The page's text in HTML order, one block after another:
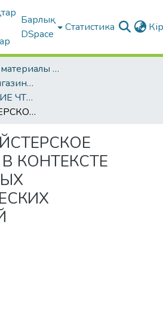
Барлық
DSpace
Статистика
Сборники и материалы конференций
Материалы Султангазинских педагогических чтений
СУЛТАНГАЗИНСКИЕ ЧТЕНИЯ: материалы международной научно-практической конференции, 20 ноября 2025 года.
КОНЦЕРТМЕЙСТЕРСКОЕ ИСКУССТВО В КОНТЕКСТЕ СОВРЕМЕННЫХ ПЕДАГОГИЧЕСКИХ ИННОВАЦИЙ
КОНТЕКСТЕ